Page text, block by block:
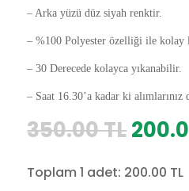
– Arka yüzü düz siyah renktir.
– %100 Polyester özelliği ile kolay
– 30 Derecede kolayca yıkanabilir.
– Saat 16.30’a kadar ki
350.00TL
Toplam 1 adet: 200.00 TL